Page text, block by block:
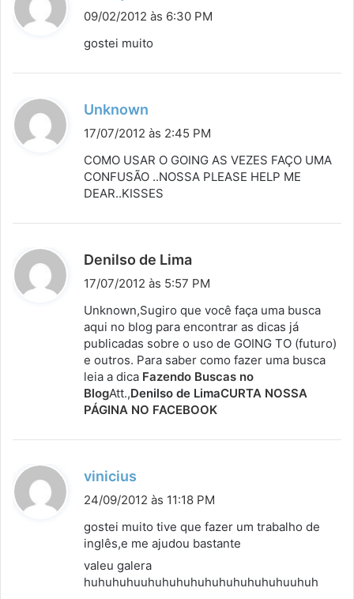
i
e
09/02/2012 às 6:30 PM
gostei muito
Unknown
i
s
e
17/07/2012 às 2:45 PM
COMO USAR O GOING AS VEZES FAÇO UMA
CONFUSÃO ..NOSSA PLEASE HELP ME
DEAR..KISSES
Denilso de Lima
i
s
e
:
17/07/2012 às 5:57 PM
Unknown,Sugiro que você faça uma busca
aqui no blog para encontrar as dicas já
publicadas sobre o uso de GOING TO (futuro)
e outros. Para saber como fazer uma busca
leia a dica Fazendo Buscas no
BlogAtt.,Denilso de LimaCURTA NOSSA
PÁGINA NO FACEBOOK
vinicius
i
s
e
:
24/09/2012 às 11:18 PM
gostei muito tive que fazer um trabalho de
inglês,e me ajudou bastante
valeu galera
huhuhuhuuhuhuhuhuhuhuhuhuhuhuuhuh